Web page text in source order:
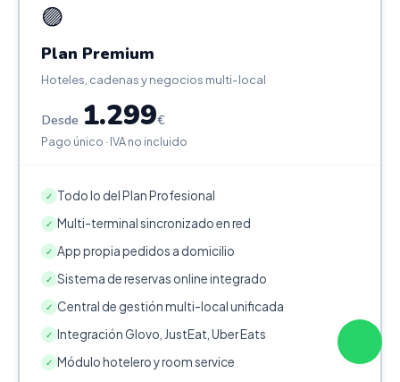
🟣
Plan Premium
Hoteles, cadenas y negocios multi-local
Desde 1.299€
Pago único · IVA no incluido
✓ Todo lo del Plan Profesional
✓ Multi-terminal sincronizado en red
✓ App propia pedidos a domicilio
✓ Sistema de reservas online integrado
✓ Central de gestión multi-local unificada
✓ Integración Glovo, JustEat, Uber Eats
✓ Módulo hotelero y room service